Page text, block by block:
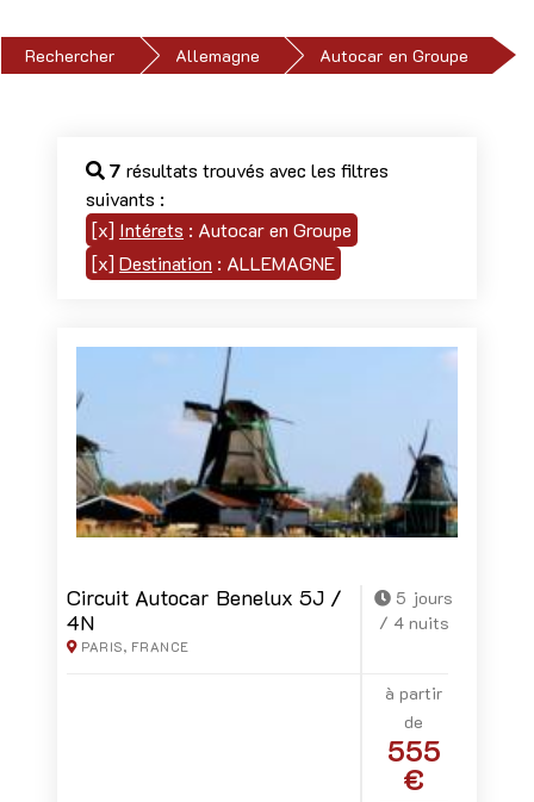
Rechercher Allemagne Autocar en Groupe
7 résultats trouvés avec les filtres
suivants :
[x] Intérets : Autocar en Groupe
[x] Destination : ALLEMAGNE
Circuit Autocar Benelux 5J /
4N
PARIS, FRANCE
5 jours
/ 4 nuits
à partir
de
555
€